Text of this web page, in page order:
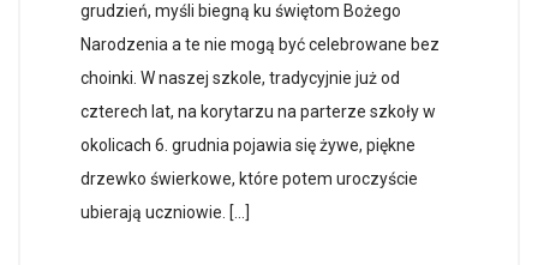
grudzień, myśli biegną ku świętom Bożego
Narodzenia a te nie mogą być celebrowane bez
choinki. W naszej szkole, tradycyjnie już od
czterech lat, na korytarzu na parterze szkoły w
okolicach 6. grudnia pojawia się żywe, piękne
drzewko świerkowe, które potem uroczyście
ubierają uczniowie. […]